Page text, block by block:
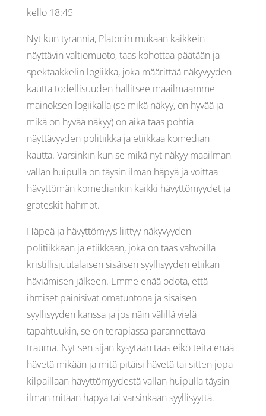
kello 18:45
Nyt kun tyrannia, Platonin mukaan kaikkein
näyttävin valtiomuoto, taas kohottaa päätään ja
spektaakkelin logiikka, joka määrittää näkyvyyden
kautta todellisuuden hallitsee maailmaamme
mainoksen logiikalla (se mikä näkyy, on hyvää ja
mikä on hyvää näkyy) on aika taas pohtia
näyttävyyden politiikka ja etiikkaa komedian
kautta. Varsinkin kun se mikä nyt näkyy maailman
vallan huipulla on täysin ilman häpyä ja voittaa
hävyttömän komediankin kaikki hävyttömyydet ja
groteskit hahmot.
Häpeä ja hävyttömyys liittyy näkyvyyden
politiikkaan ja etiikkaan, joka on taas vahvoilla
kristillisjuutalaisen sisäisen syyllisyyden etiikan
häviämisen jälkeen. Emme enää odota, että
ihmiset painisivat omatuntona ja sisäisen
syyllisyyden kanssa ja jos näin välillä vielä
tapahtuukin, se on terapiassa parannettava
trauma. Nyt sen sijan kysytään taas eikö teitä enää
hävetä mikään ja mitä pitäisi hävetä tai sitten jopa
kilpaillaan hävyttömyydestä vallan huipulla täysin
ilman mitään häpyä tai varsinkaan syyllisyyttä.